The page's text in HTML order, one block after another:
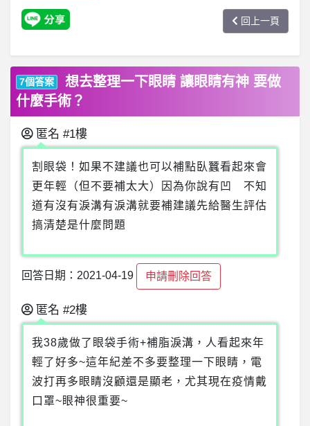
回上一頁
7個答案
想去整理一下眼睛 讓眼睛有神 要做
什麼手術？
匿名 #1樓
割眼袋！如果不建議也可以補點臥蠶看起來會
更年輕（但不要補太大）因為你說有凹 不知
道有沒有淚溝有淚溝就要補建議先給醫生評估
搞清楚是什麼問題
回答日期：2021-04-19 申請刪除回答
匿名 #2樓
我38歲做了眼袋手術+補脂淚溝，人看起來年
輕了好多~這年紀差不多要整理一下眼睛，電
波打再多眼睛沒顧還是顯老，尤其現在疫情戴
口罩~眼神很重要~